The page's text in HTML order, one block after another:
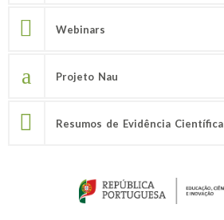
Webinars
Projeto Nau
Resumos de Evidência Científica